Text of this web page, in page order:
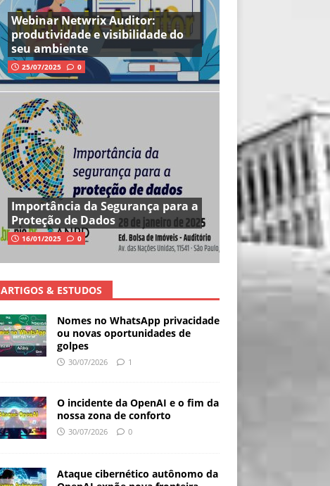
Webinar Netwrix Auditor:
produtividade e visibilidade do
seu ambiente
25/07/2025 0
Importância da Segurança para a
Proteção de Dados
16/01/2025 0
ARTIGOS & ESTUDOS
Nomes no WhatsApp privacidade
ou novas oportunidades de
golpes
30/07/2026 1
O incidente da OpenAI e o fim da
nossa zona de conforto
30/07/2026 0
Ataque cibernético autônomo da